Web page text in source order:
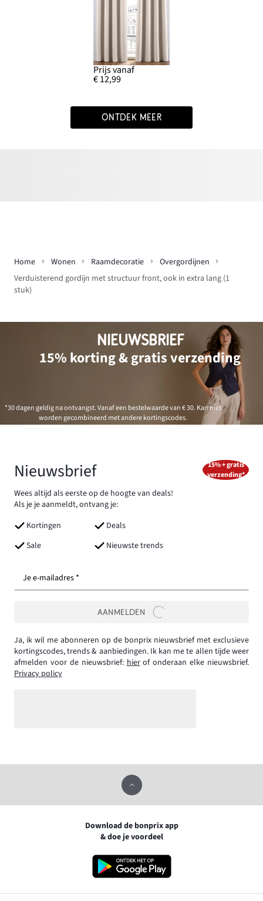
Prijs vanaf
€ 12,99
ONTDEK MEER
Home Wonen Raamdecoratie
Overgordijnen
Verduisterend gordijn met structuur front, ook in extra lang (1
stuk)
NIEUWSBRIEF
15% korting & gratis verzending
*30 dagen geldig na ontvangst. Vanaf een bestelwaarde van € 30. Kan niet
worden gecombineerd met andere kortingscodes.
Nieuwsbrief
Wees altijd als eerste op de hoogte van deals!
Als je je aanmeldt, ontvang je:
Kortingen
Deals
Sale
Nieuwste trends
15% + gratis
verzending*
Je e-mailadres *
AANMELDEN
Ja, ik wil me abonneren op de bonprix nieuwsbrief met exclusieve
kortingscodes, trends & aanbiedingen. Ik kan me te allen tijde weer
afmelden voor de nieuwsbrief: hierof onderaan elke nieuwsbrief.
Privacy policy
Download de bonprix app
& doe je voordeel